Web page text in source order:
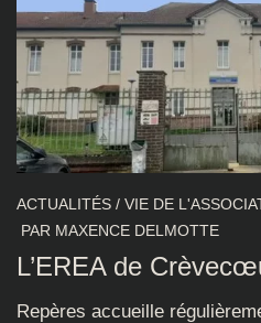
ACTUALITÉS / VIE DE
PAR MAXENCE DELMOTTE
L’EREA de
Repères accueille